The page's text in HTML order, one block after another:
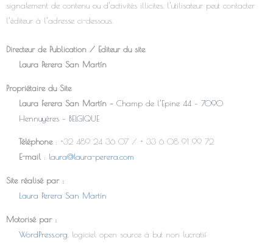
signalement de contenu ou d’activités illicites, l’utilisateur peut contacter
l’éditeur à l’adresse ci-dessous.
Directeur de Publication / Editeur du site
Laura Perera San Martín
Propriétaire du Site
Laura Perera San Martín – Champ de l’Epine 44 – 7090
Hennuyères – BELGIQUE
Téléphone: +32 489 24 36 07 / + 33 6 08 91 99 72
E-mail: laura@laura-perera.com
Site réalisé par :
Laura Perera San Martín
Motorisé par :
WordPress.org , logiciel open source à but non lucratif